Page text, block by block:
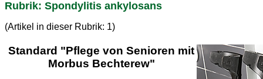
Rubrik: Spondylitis ankylosans
(Artikel in dieser Rubrik: 1)
Standard "Pflege von Senioren mit
Morbus Bechterew"